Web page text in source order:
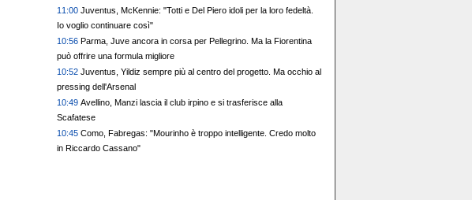
11:00 Juventus, McKennie: "Totti e Del Piero idoli per la loro fedeltà.
Io voglio continuare così"
10:56 Parma, Juve ancora in corsa per Pellegrino. Ma la Fiorentina
può offrire una formula migliore
10:52 Juventus, Yildiz sempre più al centro del progetto. Ma occhio al
pressing dell'Arsenal
10:49 Avellino, Manzi lascia il club irpino e si trasferisce alla
Scafatese
10:45 Como, Fabregas: "Mourinho è troppo intelligente. Credo molto
in Riccardo Cassano"